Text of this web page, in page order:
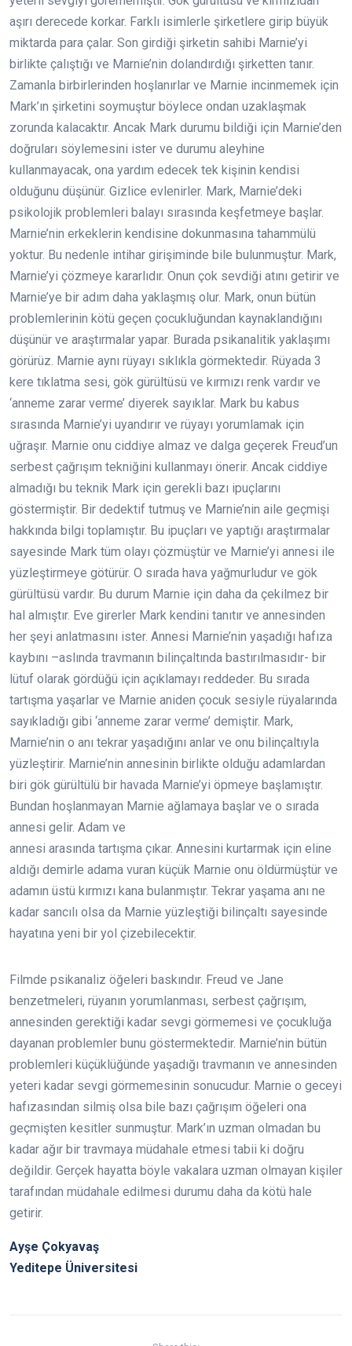
aşırı derecede korkar. Farklı isimlerle şirketlere girip büyük
miktarda para çalar. Son girdiği şirketin sahibi Marnie’yi
birlikte çalıştığı ve Marnie’nin dolandırdığı şirketten tanır.
Zamanla birbirlerinden hoşlanırlar ve Marnie incinmemek için
Mark’ın şirketini soymuştur böylece ondan uzaklaşmak
zorunda kalacaktır. Ancak Mark durumu bildiği için Marnie’den
doğruları söylemesini ister ve durumu aleyhine
kullanmayacak, ona yardım edecek tek kişinin kendisi
olduğunu düşünür. Gizlice evlenirler. Mark, Marnie’deki
psikolojik problemleri balayı sırasında keşfetmeye başlar.
Marnie’nin erkeklerin kendisine dokunmasına tahammülü
yoktur. Bu nedenle intihar girişiminde bile bulunmuştur. Mark,
Marnie’yi çözmeye kararlıdır. Onun çok sevdiği atını getirir ve
Marnie’ye bir adım daha yaklaşmış olur. Mark, onun bütün
problemlerinin kötü geçen çocukluğundan kaynaklandığını
düşünür ve araştırmalar yapar. Burada psikanalitik yaklaşımı
görürüz. Marnie aynı rüyayı sıklıkla görmektedir. Rüyada 3
kere tıklatma sesi, gök gürültüsü ve kırmızı renk vardır ve
‘anneme zarar verme’ diyerek sayıklar. Mark bu kabus
sırasında Marnie’yi uyandırır ve rüyayı yorumlamak için
uğraşır. Marnie onu ciddiye almaz ve dalga geçerek Freud’un
serbest çağrışım tekniğini kullanmayı önerir. Ancak ciddiye
almadığı bu teknik Mark için gerekli bazı ipuçlarını
göstermiştir. Bir dedektif tutmuş ve Marnie’nin aile geçmişi
hakkında bilgi toplamıştır. Bu ipuçları ve yaptığı araştırmalar
sayesinde Mark tüm olayı çözmüştür ve Marnie’yi annesi ile
yüzleştirmeye götürür. O sırada hava yağmurludur ve gök
gürültüsü vardır. Bu durum Marnie için daha da çekilmez bir
hal almıştır. Eve girerler Mark kendini tanıtır ve annesinden
her şeyi anlatmasını ister. Annesi Marnie’nin yaşadığı hafıza
kaybını –aslında travmanın bilinçaltında bastırılmasıdır- bir
lütuf olarak gördüğü için açıklamayı reddeder. Bu sırada
tartışma yaşarlar ve Marnie aniden çocuk sesiyle rüyalarında
sayıkladığı gibi ‘anneme zarar verme’ demiştir. Mark,
Marnie’nin o anı tekrar yaşadığını anlar ve onu bilinçaltıyla
yüzleştirir. Marnie’nin annesinin birlikte olduğu adamlardan
biri gök gürültülü bir havada Marnie’yi öpmeye başlamıştır.
Bundan hoşlanmayan Marnie ağlamaya başlar ve o sırada
annesi gelir. Adam ve
annesi arasında tartışma çıkar. Annesini kurtarmak için eline
aldığı demirle adama vuran küçük Marnie onu öldürmüştür ve
adamın üstü kırmızı kana bulanmıştır. Tekrar yaşama anı ne
kadar sancılı olsa da Marnie yüzleştiği bilinçaltı sayesinde
hayatına yeni bir yol çizebilecektir.
Filmde psikanaliz öğeleri baskındır. Freud ve Jane
benzetmeleri, rüyanın yorumlanması, serbest çağrışım,
annesinden gerektiği kadar sevgi görmemesi ve çocukluğa
dayanan problemler bunu göstermektedir. Marnie’nin bütün
problemleri küçüklüğünde yaşadığı travmanın ve annesinden
yeteri kadar sevgi görmemesinin sonucudur. Marnie o geceyi
hafızasından silmiş olsa bile bazı çağrışım öğeleri ona
geçmişten kesitler sunmuştur. Mark’ın uzman olmadan bu
kadar ağır bir travmaya müdahale etmesi tabii ki doğru
değildir. Gerçek hayatta böyle vakalara uzman olmayan kişiler
tarafından müdahale edilmesi durumu daha da kötü hale
getirir.
Ayşe Çokyavaş
Yeditepe Üniversitesi